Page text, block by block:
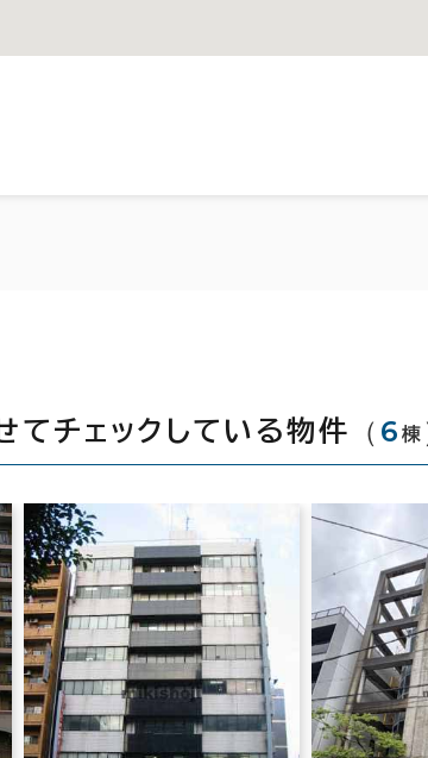
てチェックしている物件 （ 6 棟